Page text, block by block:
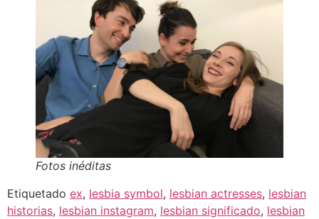
Fotos inéditas
Etiquetado ex, lesbia symbol, lesbian actresses, lesbian
historias, lesbian instagram, lesbian significado, lesbian